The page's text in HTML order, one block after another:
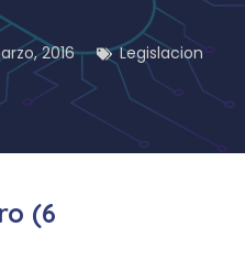
2016 Legislacion
(6